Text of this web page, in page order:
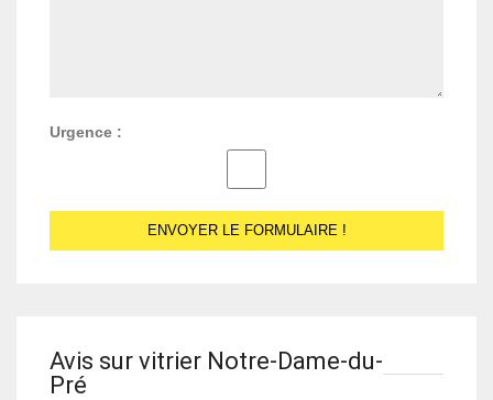
Urgence :
Avis sur vitrier Notre-Dame-du-
Pré